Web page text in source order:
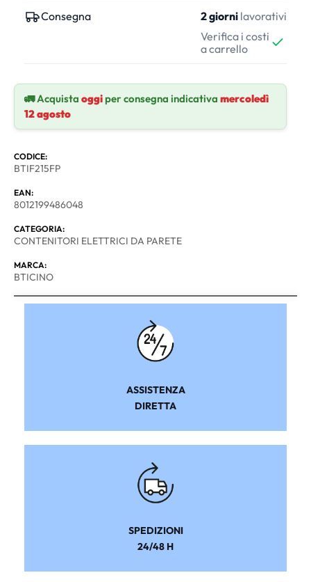
Consegna 2 giorni lavorativi
Verifica i costi
a carrello
🚛 Acquista oggiper consegna indicativa mercoledì
12 agosto
CODICE:
BTIF215FP
EAN:
8012199486048
CATEGORIA:
CONTENITORI ELETTRICI DA PARETE
MARCA:
BTICINO
ASSISTENZA
DIRETTA
SPEDIZIONI
24/48 H